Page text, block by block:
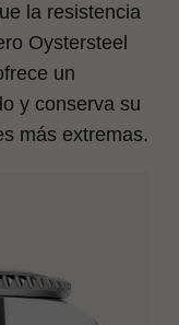
la resistencia
Oystersteel
un
y conserva su
más extremas.